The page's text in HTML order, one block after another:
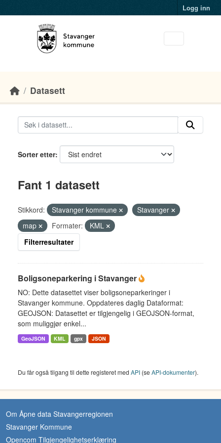
Logg inn
Datasett
Sorter etter
Fant 1 datasett
Stikkord: Stavanger kommune
Stavanger
map
Formater:
KML
Filterresultater
Boligsoneparkering i Stavanger
NO: Dette datasettet viser boligsoneparkeringer i
Stavanger kommune. Oppdateres daglig Dataformat:
GEOJSON: Datasettet er tilgjengelig i GEOJSON-format,
som muliggjør enkel...
GeoJSON KML gpx JSON
Du får også tilgang til dette registeret med API (seAPI-dokumenter).
Om Åpne data Stavangerregionen
Stavanger Kommune
Opencom Tilgjengelighetserklæring